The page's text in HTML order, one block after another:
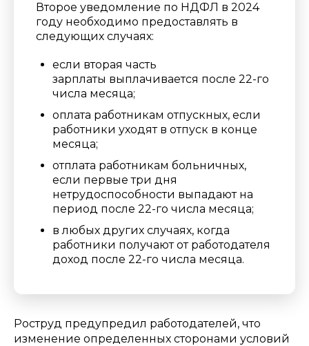
Второе уведомление по НДФЛ в 2024
году необходимо предоставлять в
следующих случаях:
если вторая часть
зарплаты выплачивается после 22-го
числа месяца;
оплата работникам отпускных, если
работники уходят в отпуск в конце
месяца;
отплата работникам больничных,
если первые три дня
нетрудоспособности выпадают на
период после 22-го числа месяца;
в любых других случаях, когда
работники получают от работодателя
доход после 22-го числа месяца.
Роструд предупредил работодателей, что
изменение определенных сторонами условий